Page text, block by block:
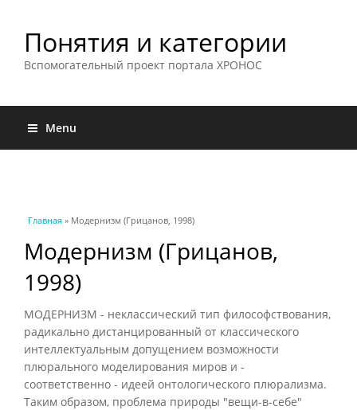
Понятия и категории
Вспомогательный проект портала ХРОНОС
Menu
Вы здесь
Главная » Модернизм (Грицанов, 1998)
Модернизм (Грицанов,
1998)
МОДЕРНИЗМ - неклассический тип философствования,
радикально дистанцированный от классического
интеллектуальным допущением возможности
плюрального моделирования миров и -
соответственно - идеей онтологического плюрализма.
Таким образом, проблема природы "вещи-в-себе"